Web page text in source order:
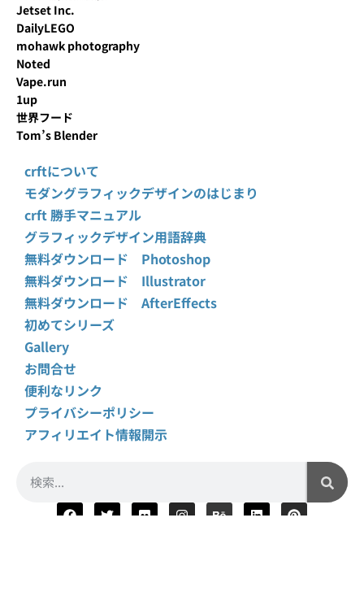
Jetset Inc.
DailyLEGO
mohawk photography
Noted
Vape.run
1up
世界フード
Tom’s Blender
crftについて
モダングラフィックデザインのはじまり
crft 勝手マニュアル
グラフィックデザイン用語辞典
無料ダウンロード Photoshop
無料ダウンロード Illustrator
無料ダウンロード AfterEffects
初めてシリーズ
Gallery
お問合せ
便利なリンク
プライバシーポリシー
アフィリエイト情報開示